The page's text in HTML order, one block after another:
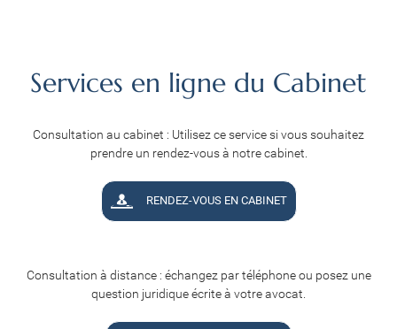
Services en ligne du Cabinet
Consultation au cabinet : Utilisez ce service si vous souhaitez
prendre un rendez-vous à notre cabinet.
RENDEZ-VOUS EN CABINET
Consultation à distance : échangez par téléphone ou posez une
question juridique écrite à votre avocat.